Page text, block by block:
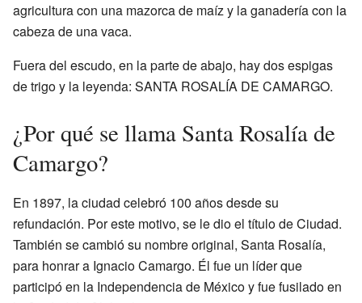
agricultura con una mazorca de maíz y la ganadería con la
cabeza de una vaca.
Fuera del escudo, en la parte de abajo, hay dos espigas
de trigo y la leyenda: SANTA ROSALÍA DE CAMARGO.
¿Por qué se llama Santa Rosalía de
Camargo?
En 1897, la ciudad celebró 100 años desde su
refundación. Por este motivo, se le dio el título de Ciudad.
También se cambió su nombre original, Santa Rosalía,
para honrar a Ignacio Camargo. Él fue un líder que
participó en la Independencia de México y fue fusilado en